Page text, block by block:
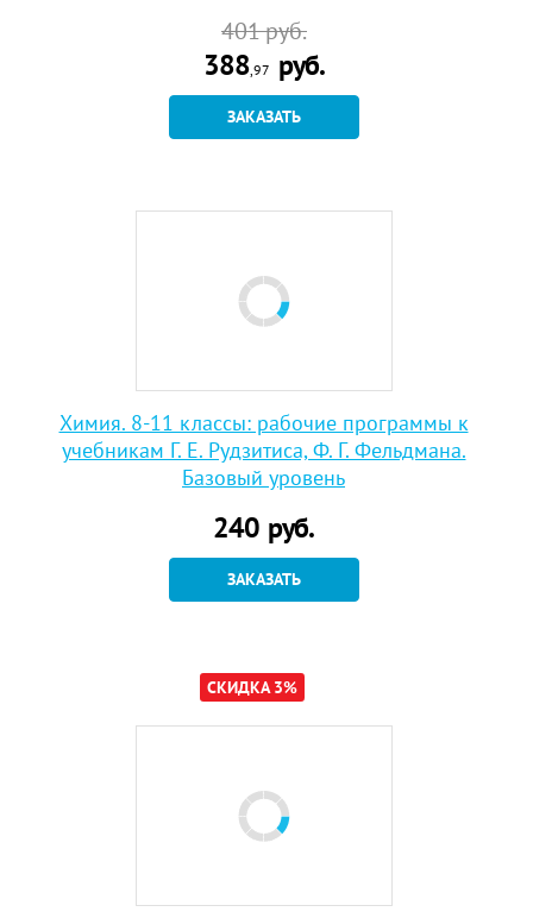
401руб.
388,97 руб.
ЗАКАЗАТЬ
Химия. 8-11 классы: рабочие программы к
учебникам Г. Е. Рудзитиса, Ф. Г. Фельдмана.
Базовый уровень
240 руб.
ЗАКАЗАТЬ
СКИДКА 3%